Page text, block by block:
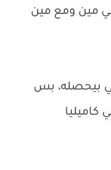
مين ومع مين
بيحصله، بس
كاميليا